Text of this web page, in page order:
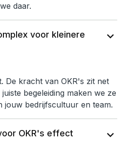
daar.
voor kleinere
expand_more
De kracht van OKR's zit net
begeleiding maken we ze
jouw bedrijfscultuur en team.
OKR's effect
expand_more